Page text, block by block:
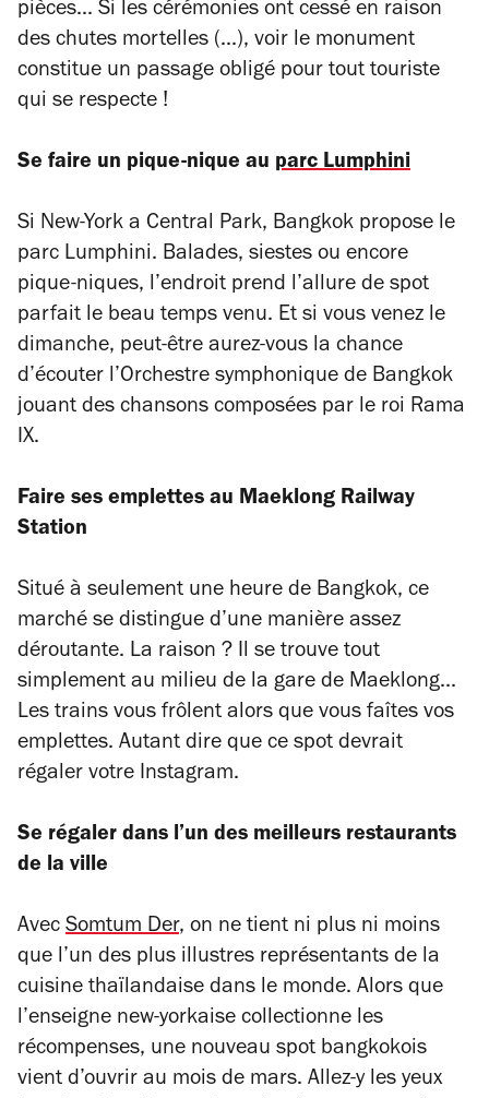
pièces... Si les cérémonies ont cessé en raison
des chutes mortelles (...), voir le monument
constitue un passage obligé pour tout touriste
qui se respecte !
Se faire un pique-nique au parc Lumphini
Si New-York a Central Park, Bangkok propose le
parc Lumphini. Balades, siestes ou encore
pique-niques, l’endroit prend l’allure de spot
parfait le beau temps venu. Et si vous venez le
dimanche, peut-être aurez-vous la chance
d’écouter l’Orchestre symphonique de Bangkok
jouant des chansons composées par le roi Rama
IX.
Faire ses emplettes au Maeklong Railway
Station
Situé à seulement une heure de Bangkok, ce
marché se distingue d’une manière assez
déroutante. La raison ? Il se trouve tout
simplement au milieu de la gare de Maeklong...
Les trains vous frôlent alors que vous faîtes vos
emplettes. Autant dire que ce spot devrait
régaler votre Instagram.
Se régaler dans l’un des meilleurs restaurants
de la ville
Avec Somtum Der, on ne tient ni plus ni moins
que l’un des plus illustres représentants de la
cuisine thaïlandaise dans le monde. Alors que
l’enseigne new-yorkaise collectionne les
récompenses, une nouveau spot bangkokois
vient d’ouvrir au mois de mars. Allez-y les yeux